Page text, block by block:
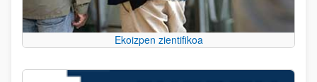
Ekoizpen zientifikoa